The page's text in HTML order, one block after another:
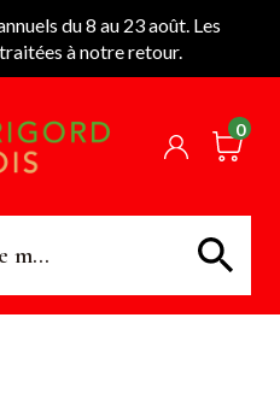
du 8 au 23 août. Les
à notre retour.
0